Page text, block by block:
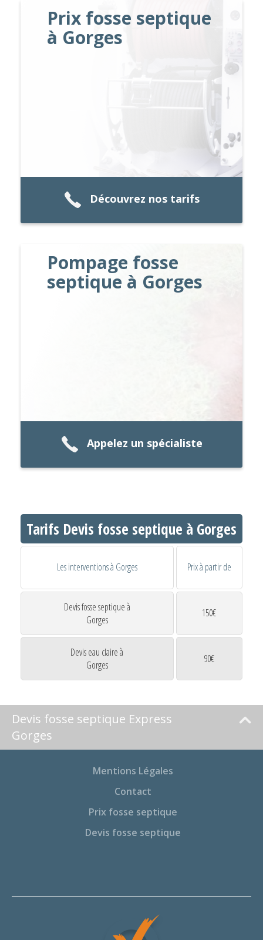
Prix fosse septique
à Gorges
Découvrez nos tarifs
Pompage fosse
septique à Gorges
Appelez un spécialiste
Tarifs Devis fosse septique à Gorges
Les interventions à Gorges Prix à partir de
Devis fosse septique à
Gorges
150€
Devis eau claire à
Gorges
90€
Devis fosse septique Express
Gorges
Mentions Légales
Contact
Prix fosse septique
Devis fosse septique